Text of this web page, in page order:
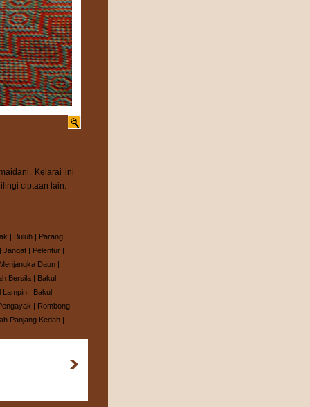
Kelarai ini
ciptaan lain.
| Buluh | Parang |
Jangat | Pelentur |
Daun |
Bersila | Bakul
Lampin | Bakul
| Rombong |
Panjang Kedah |